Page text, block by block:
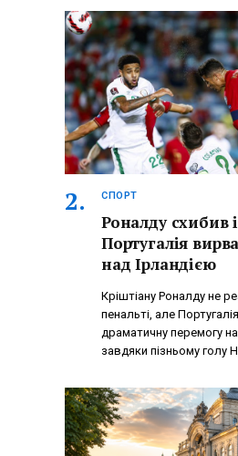
СПОРТ
Роналду схибив
Португалія
над Ірландією
Кріштіану Роналду не
пенальті, але
драматичну перемогу
завдяки пізньому голу